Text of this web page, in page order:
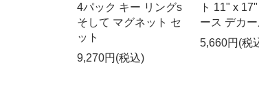
4パック キー リングs
そして マグネット セ
ット
9,270円(税込)
ト 11" x
ース デカ
5,660円(税